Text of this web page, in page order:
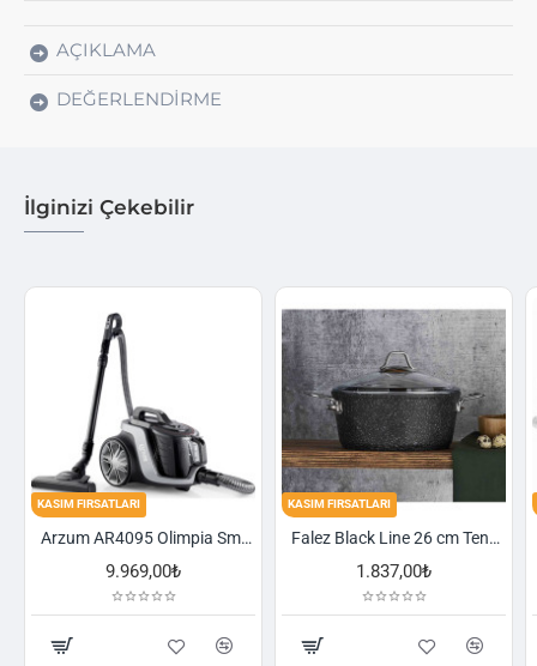
AÇIKLAMA
DEĞERLENDIRME
İlginizi Çekebilir
Arzum AR4095 Olimpia Smart Cyclone Filtreli Süpürge - Füme
KASIM FIRSATLARI
Falez Black Line 26 cm Tencere
KASIM